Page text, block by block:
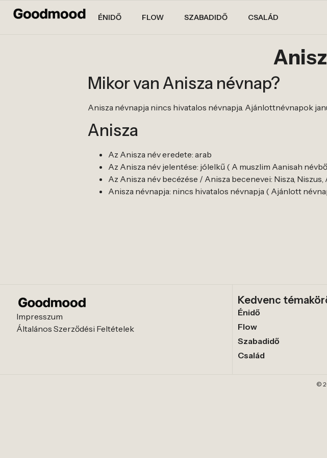
ÉNIDŐ FLOW SZABADIDŐ CSALÁD
Mikor van Anisza névnap?
Anisza névnapja nincs hivatalos névnapja. Ajánlottnévnapok
Anisza
Az Anisza név eredete: arab
Az Anisza név jelentése: jólelkű ( A muszlim Aanisah
Az Anisza név becézése / Anisza becenevei: Nisza,
Anisza névnapja: nincs hivatalos névnapja ( Ajánlott
Impresszum
Általános Szerződési Feltételek
Kedvenc
Énidő
Flow
Szabadidő
Család
©